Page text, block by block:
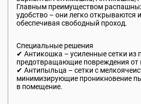
Главным преимуществом
удобство – они легко открываются
обеспечивая свободный проход.
Специальные решения
✔ Антикошка – усиленные сетки из
предотвращающие повреждения от
✔ Антипыльца – сетки с
минимизирующие проникновение
в помещение.